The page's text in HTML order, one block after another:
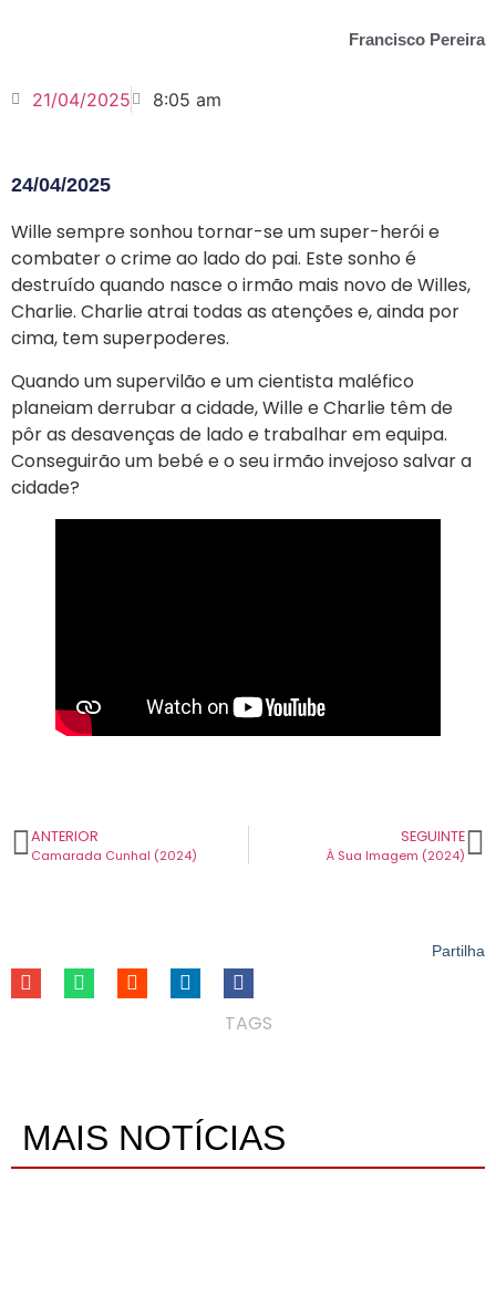
Francisco Pereira
21/04/2025 8:05 am
24/04/2025
Wille sempre sonhou tornar-se um super-herói e
combater o crime ao lado do pai. Este sonho é
destruído quando nasce o irmão mais novo de Willes,
Charlie. Charlie atrai todas as atenções e, ainda por
cima, tem superpoderes.
Quando um supervilão e um cientista maléfico
planeiam derrubar a cidade, Wille e Charlie têm de
pôr as desavenças de lado e trabalhar em equipa.
Conseguirão um bebé e o seu irmão invejoso salvar a
cidade?
ANTERIOR
Camarada Cunhal (2024)
SEGUINTE
À Sua Imagem (2024)
Partilha
TAGS
MAIS NOTÍCIAS